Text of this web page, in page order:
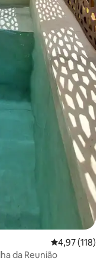
4,97 de uma
4,97 (118)
da Reunião